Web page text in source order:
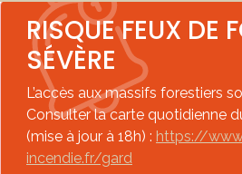
RISQUE FEUX DE
SÉVÈRE
L’accès aux massifs forestiers
Consulter la carte quotidienne
(mise à jour à 18h) : https://
incendie.fr/gard